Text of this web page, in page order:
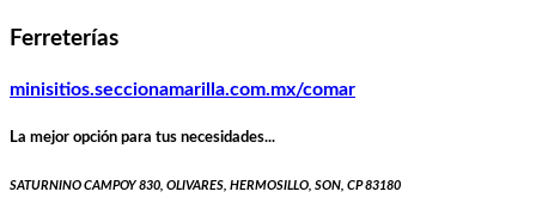
Ferreterías
minisitios.seccionamarilla.com.mx/comar
La mejor opción para tus necesidades...
SATURNINO CAMPOY 830, OLIVARES, HERMOSILLO, SON, CP 83180